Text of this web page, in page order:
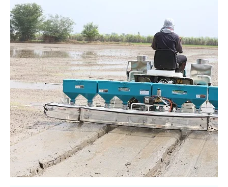
แทรกเตอร์
อุปกรณ์ต่อพ่วงแทรกเตอร์
รถเกี่ยวนวดข้าว
รถดำนา
ชุดอุปกรณ์เสริมรถดำนา
เครื่องยนต์ดีเซล
รถไถ
สินค้าอื่น ๆ
เครื่องจักรกลก่อสร้าง
รถขุดขนาดเล็ก
อุปกรณ์ต่อพ่วงรถขุด
รถตักล้อยาง
สินค้านวัตกรรมการเกษตร
สาระความรู้
ผู้แทนจำหน่าย
เครื่องจักรกลการเกษตร
เครื่องจักรกลการเกษตร
ศูนย์จำหน่ายกล้าแผ่นฯ
ศูนย์จำหน่ายกล้าแผ่นคูโบต้า
สิ่งที่ผู้ลงทุนจะได้รับ
การลงทุนรายได้และจุดคุ้มทุน
วัสดุอุปกรณ์
ขั้นตอนการเข้าร่วมโครงการ
ติดต่อซื้อกล้าแผ่น
ข้อมูลองค์กร
รู้จักสยามคูโบต้า
ประวัติบริษัท
วิสัยทัศน์และนโยบาย
4 หัวใจหลักของธุรกิจ
มาตรฐานสู่ความเป็นผู้นำในเอเชีย
ธุรกิจต่างประเทศ
ที่มา
สมัครงาน
สมัครงานคูโบต้า
ตำแหน่งงานว่าง
นักศึกษาฝึกงาน
สวัสดิการพนักงาน
ข่าวสาร
ข่าวสาร
ข่าวและกิจกรรมที่แนะนำ
ข่าวสารองค์กร
ข่าวกิจกรรมเพื่อสังคม
ออนไลน์โชว์รูม
บริการหลังการขาย